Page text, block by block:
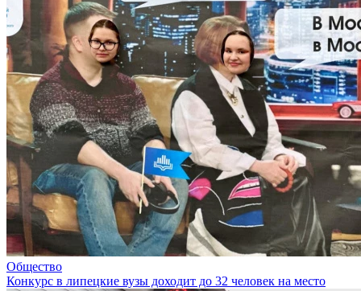
Общество
Конкурс в липецкие вузы доходит до 32 человек на место